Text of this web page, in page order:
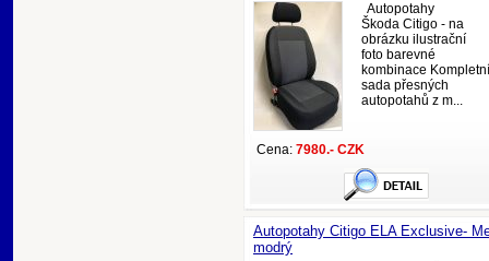
Autopotahy
Škoda Citigo - na
obrázku ilustrační
foto barevné
kombinace Kompletní
sada přesných
autopotahů z m...
Cena: 7980.- CZK
Autopotahy Citigo ELA Exclusive-
modrý